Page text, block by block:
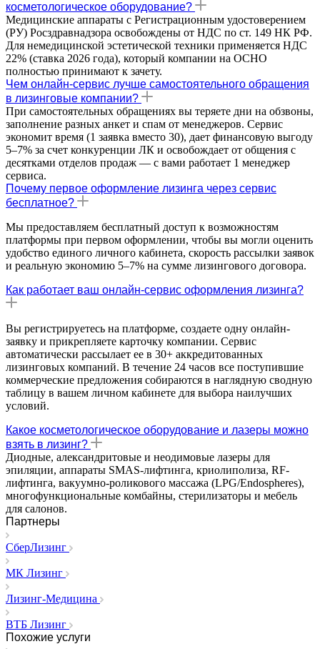
косметологическое оборудование?
Медицинские аппараты с Регистрационным удостоверением
(РУ) Росздравнадзора освобождены от НДС по ст. 149 НК РФ.
Для немедицинской эстетической техники применяется НДС
22% (ставка 2026 года), который компании на ОСНО
полностью принимают к зачету.
Чем онлайн-сервис лучше самостоятельного обращения
в лизинговые компании?
При самостоятельных обращениях вы теряете дни на обзвоны,
заполнение разных анкет и спам от менеджеров. Сервис
экономит время (1 заявка вместо 30), дает финансовую выгоду
5–7% за счет конкуренции ЛК и освобождает от общения с
десятками отделов продаж — с вами работает 1 менеджер
сервиса.
Почему первое оформление лизинга через сервис
бесплатное?
Мы предоставляем бесплатный доступ к возможностям
платформы при первом оформлении, чтобы вы могли оценить
удобство единого личного кабинета, скорость рассылки заявок
и реальную экономию 5–7% на сумме лизингового договора.
Как работает ваш онлайн-сервис оформления лизинга?
Вы регистрируетесь на платформе, создаете одну онлайн-
заявку и прикрепляете карточку компании. Сервис
автоматически рассылает ее в 30+ аккредитованных
лизинговых компаний. В течение 24 часов все поступившие
коммерческие предложения собираются в наглядную сводную
таблицу в вашем личном кабинете для выбора наилучших
условий.
Какое косметологическое оборудование и лазеры можно
взять в лизинг?
Диодные, александритовые и неодимовые лазеры для
эпиляции, аппараты SMAS-лифтинга, криолиполиза, RF-
лифтинга, вакуумно-роликового массажа (LPG/Endospheres),
многофункциональные комбайны, стерилизаторы и мебель
для салонов.
Партнеры
СберЛизинг
МК Лизинг
Лизинг-Медицина
ВТБ Лизинг
Похожие услуги